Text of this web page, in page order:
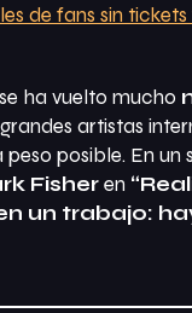
de fans sin
ha vuelto mucho
artistas
posible. En un
Fisheren
un trabajo: